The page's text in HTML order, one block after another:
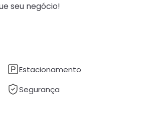
seu negócio!
Estacionamento
Segurança